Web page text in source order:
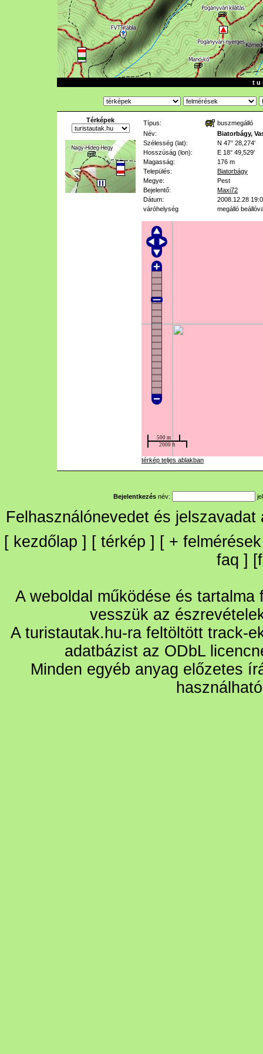
t u
Térképek Típus:
buszmegálló
Név:
Biatorbágy,
Szélesség (lat):
N 47° 28,274'
Hosszúság (lon):
E 18° 49,529'
Magasság:
176 m
Település:
Biatorbágy
Megye:
Pest
Bejelentő:
Maxi72
Dátum:
2008.12.28
váróhelység
megálló
térkép teljes ablakban
Bejelentkezés név:
Felhasználónevedet és
[ kezdőlap ] [ térkép ] [ + felmérések
faq ] [
A weboldal működése és
vesszük az
A turistautak.hu-ra feltöltött track-
adatbázist az ODbL
Minden egyéb anyag előzetes